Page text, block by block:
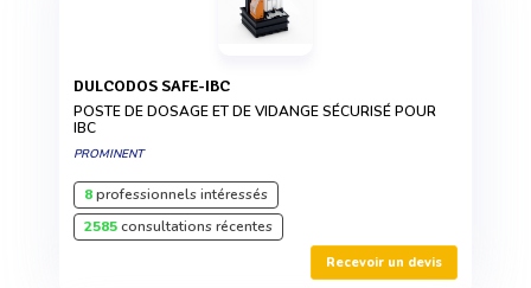
DULCODOS SAFE-IBC
POSTE DE DOSAGE ET DE VIDANGE SÉCURISÉ POUR
IBC
PROMINENT
8professionnels intéressés
2585consultations récentes
Recevoir un devis